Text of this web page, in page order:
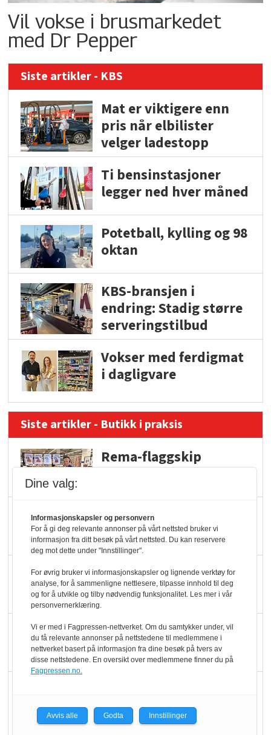
Vil vokse i brusmarkedet
med Dr Pepper
Siste artikler - KBS
Mat er viktigere enn
pris når elbilister
velger ladestopp
Ti bensinstasjoner
legger ned hver måned
Potetball, kylling og 98
oktan
KBS-bransjen i
endring: Stadig større
serveringstilbud
Vokser med ferdigmat
i dagligvare
Siste artikler - Butikk i praksis
Rema-flaggskip
dundrer videre
Slik opprettholdes
ølsalget
Færre varer, men fulle
hyller
KI lager mat i butikken
Rema i 2025
Dine valg:
Informasjonskapsler og personvern
For å gi deg relevante annonser på vårt nettsted bruker vi
informasjon fra ditt besøk på vårt nettsted. Du kan reservere
deg mot dette under "Innstillinger".
For øvrig bruker vi informasjonskapsler og lignende verktøy for
analyse, for å sammenligne nettlesere, tilpasse innhold til deg
og for å utvikle og tilby nødvendig funksjonalitet. Les mer i vår
personvernerklæring.
Vi er med i Fagpressen-nettverket. Om du samtykker under, vil
du få relevante annonser på nettstedene til medlemmene i
nettverket basert på informasjon fra dine besøk på tvers av
disse nettstedene. En oversikt over medlemmene finner du på
Fagpressen.no.
Avvis alle Godta Innstillinger